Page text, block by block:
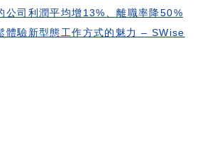
公司利潤平均增13%、離職率降50%
體驗新型態工作方式的魅力 – SWise